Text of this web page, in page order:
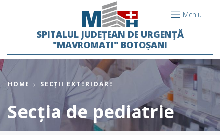
Meniu
SPITALUL JUDEȚEAN DE URGENȚĂ
"MAVROMATI" BOTOȘANI
HOME SECȚII EXTERIOARE
Secția de pediatrie